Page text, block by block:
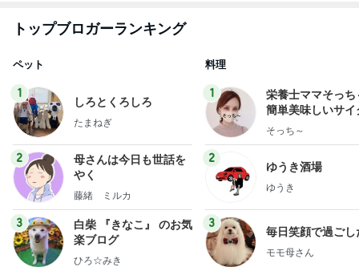
トップブロガーランキング
ペット
1
しろとくろしろ
たまねぎ
2
母さんは今日も世話を
やく
藤緒 ミルカ
3
白柴 『きなこ』 のお気
楽ブログ
ひろ☆みき
料理
1
栄養士ママそっち
簡単美味しいサイ
献立
そっち～
2
ゆうき酒場
ゆうき
3
毎日笑顔で過ごし
モモ母さん